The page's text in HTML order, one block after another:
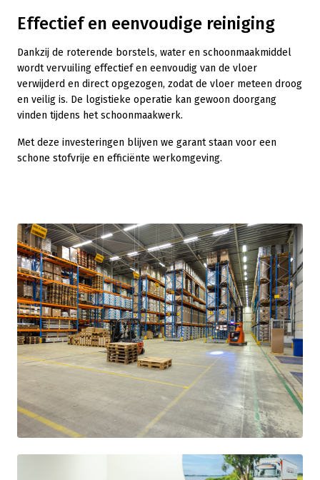
Effectief en eenvoudige reiniging
Dankzij de roterende borstels, water en schoonmaakmiddel
wordt vervuiling effectief en eenvoudig van de vloer
verwijderd en direct opgezogen, zodat de vloer meteen droog
en veilig is. De logistieke operatie kan gewoon doorgang
vinden tijdens het schoonmaakwerk.
Met deze investeringen blijven we garant staan voor een
schone stofvrije en efficiënte werkomgeving.